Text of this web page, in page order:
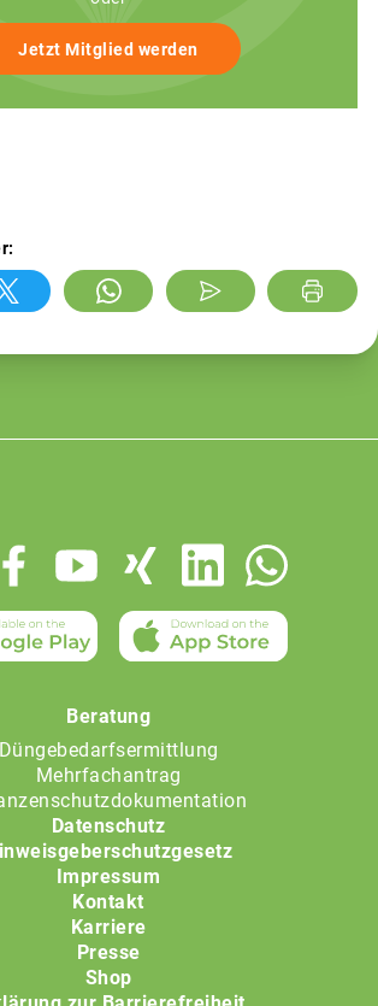
Jetzt Mitglied werden
Beratung
Düngebedarfsermittlung
Mehrfachantrag
Datenschutz
Impressum
Kontakt
Karriere
Presse
Shop